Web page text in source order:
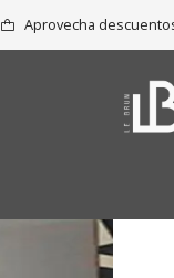
Aprovecha
Inicio Colección